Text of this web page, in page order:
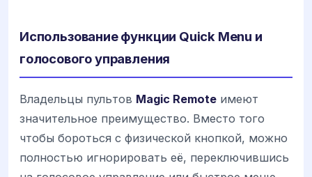
Использование функции Quick Menu и
голосового управления
Владельцы пультов Magic Remote имеют
значительное преимущество. Вместо того
чтобы бороться с физической кнопкой, можно
полностью игнорировать её, переключившись